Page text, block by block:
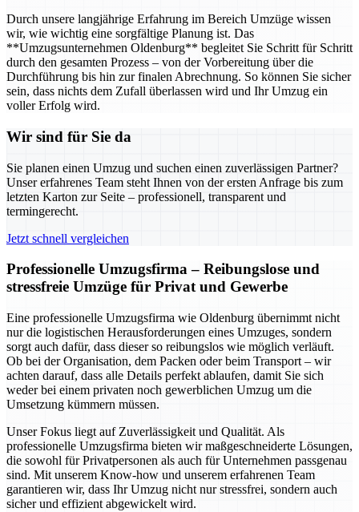
Durch unsere langjährige Erfahrung im Bereich Umzüge wissen
wir, wie wichtig eine sorgfältige Planung ist. Das
**Umzugsunternehmen Oldenburg** begleitet Sie Schritt für Schritt
durch den gesamten Prozess – von der Vorbereitung über die
Durchführung bis hin zur finalen Abrechnung. So können Sie sicher
sein, dass nichts dem Zufall überlassen wird und Ihr Umzug ein
voller Erfolg wird.
Wir sind für Sie da
Sie planen einen Umzug und suchen einen zuverlässigen Partner?
Unser erfahrenes Team steht Ihnen von der ersten Anfrage bis zum
letzten Karton zur Seite – professionell, transparent und
termingerecht.
Jetzt schnell vergleichen
Professionelle Umzugsfirma – Reibungslose und
stressfreie Umzüge für Privat und Gewerbe
Eine professionelle Umzugsfirma wie Oldenburg übernimmt nicht
nur die logistischen Herausforderungen eines Umzuges, sondern
sorgt auch dafür, dass dieser so reibungslos wie möglich verläuft.
Ob bei der Organisation, dem Packen oder beim Transport – wir
achten darauf, dass alle Details perfekt ablaufen, damit Sie sich
weder bei einem privaten noch gewerblichen Umzug um die
Umsetzung kümmern müssen.
Unser Fokus liegt auf Zuverlässigkeit und Qualität. Als
professionelle Umzugsfirma bieten wir maßgeschneiderte Lösungen,
die sowohl für Privatpersonen als auch für Unternehmen passgenau
sind. Mit unserem Know-how und unserem erfahrenen Team
garantieren wir, dass Ihr Umzug nicht nur stressfrei, sondern auch
sicher und effizient abgewickelt wird.